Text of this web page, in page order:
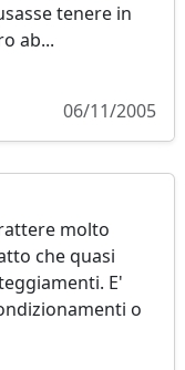
tenere in
ab...
06/11/2005
molto
che quasi
E'
o